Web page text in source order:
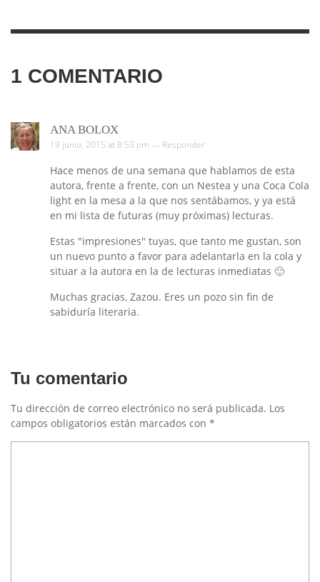
1 COMENTARIO
ANA BOLOX
19 junio, 2015 at 8:53 pm — Responder
Hace menos de una semana que hablamos de esta
autora, frente a frente, con un Nestea y una Coca Cola
light en la mesa a la que nos sentábamos, y ya está
en mi lista de futuras (muy próximas) lecturas.
Estas "impresiones" tuyas, que tanto me gustan, son
un nuevo punto a favor para adelantarla en la cola y
situar a la autora en la de lecturas inmediatas 🙂
Muchas gracias, Zazou. Eres un pozo sin fin de
sabiduría literaria.
Tu comentario
Tu dirección de correo electrónico no será publicada. Los
campos obligatorios están marcados con *